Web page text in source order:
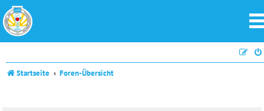
Startseite Foren-Übersicht